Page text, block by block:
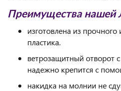
Преимущества нашей
изготовлена из
пластика.
ветрозащитный отворот
надежно крепится с
накидка на молнии не